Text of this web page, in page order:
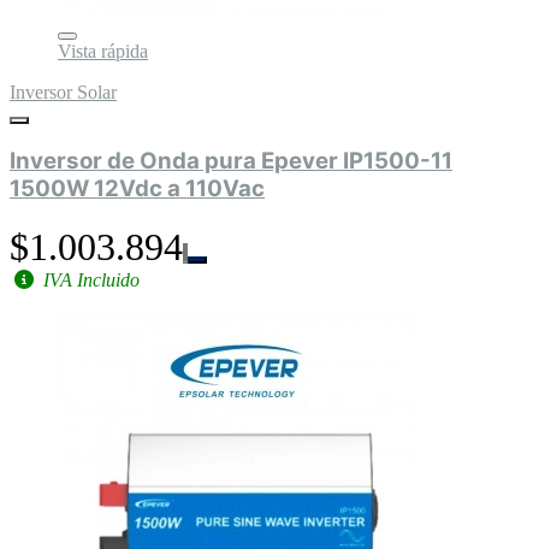
Vista rápida
Inversor Solar
Inversor de Onda pura Epever IP1500-11
1500W 12Vdc a 110Vac
$1.003.894
IVA Incluido